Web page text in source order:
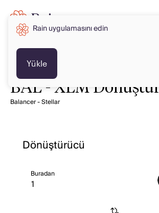
BAL - XLM Dönüştür
Balancer - Stellar
Dönüştürücü
Buradan
Rain uygulamasını edin
Yükle